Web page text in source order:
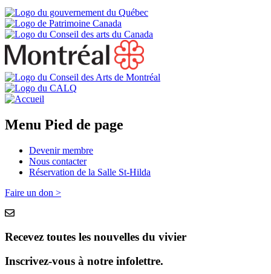
Menu Pied de page
Devenir membre
Nous contacter
Réservation de la Salle St-Hilda
Faire un don >
Recevez toutes les nouvelles du vivier
Inscrivez-vous à notre infolettre.